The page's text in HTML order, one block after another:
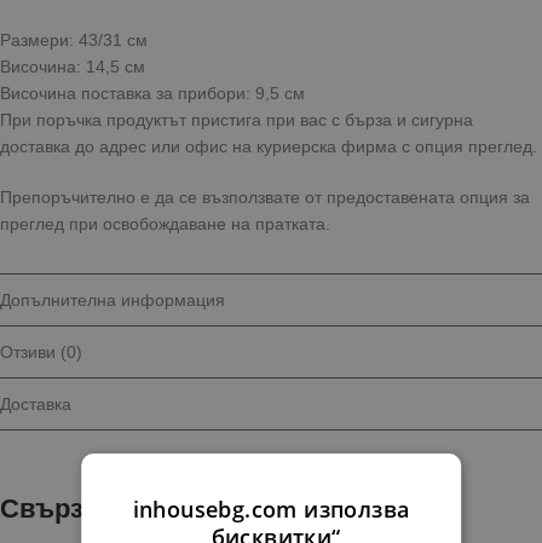
Размери: 43/31 см
Височина: 14,5 см
Височина поставка за прибори: 9,5 см
При поръчка продуктът пристига при вас с бърза и сигурна
доставка до адрес или офис на куриерска фирма с опция преглед.
Препоръчително е да се възползвате от предоставената опция за
преглед при освобождаване на пратката.
Допълнителна информация
Отзиви (0)
Доставка
Свързани продуктиinhousebg.com използва
„бисквитки“